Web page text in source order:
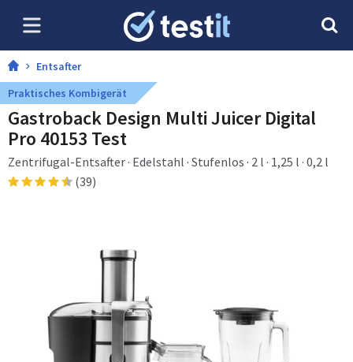
Entsafter
Praktisches Kombigerät
Gastroback Design Multi Juicer Digital
Pro 40153 Test
Zentrifugal-Entsafter · Edelstahl · Stufenlos · 2 l · 1,25 l · 0,2 l
(39)